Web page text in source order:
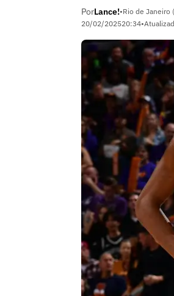
PorLance!•Rio de Janeiro
20/02/202520:34•